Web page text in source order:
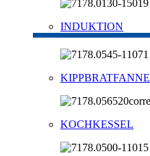
INDUKTION
KIPPBRATFANNE
KOCHKESSEL